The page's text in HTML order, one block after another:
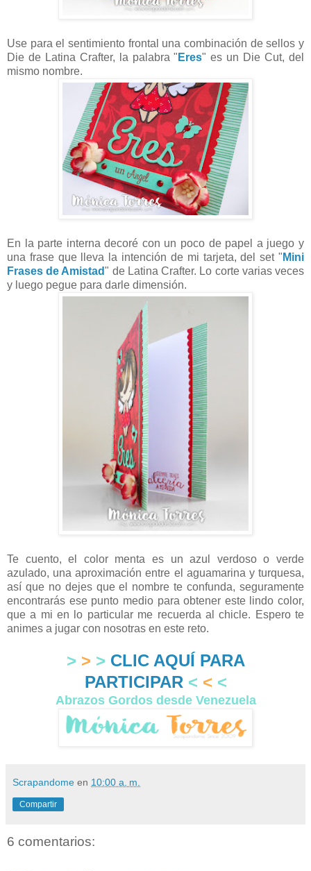
Use para el sentimiento frontal una combinación de sellos y
Die de Latina Crafter, la palabra " Eres" es un Die Cut, del
mismo nombre.
En la parte interna decoré con un poco de papel a juego y
una frase que lleva la intención de mi tarjeta, del set " Mini
Frases de Amistad" de Latina Crafter. Lo corte varias veces
y luego pegue para darle dimensión.
Te cuento, el color menta es un azul verdoso o verde
azulado, una aproximación entre el aguamarina y turquesa,
así que no dejes que el nombre te confunda, seguramente
encontrarás ese punto medio para obtener este lindo color,
que a mi en lo particular me recuerda al chicle. Espero te
animes a jugar con nosotras en este reto.
> > > CLIC AQUÍ PARA
PARTICIPAR < < <
Abrazos Gordos desde Venezuela
Scrapandome en 10:00 a. m.
Compartir
6 comentarios: